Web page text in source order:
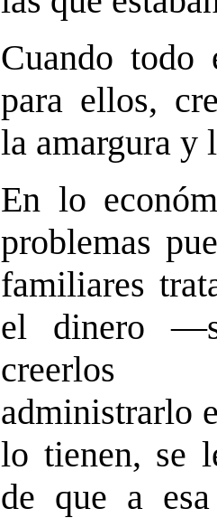
Cuando
para ellos,
la amargura y
En lo
problemas
familiares
el dinero
creerlos
administrarlo
lo tienen, se
de que a